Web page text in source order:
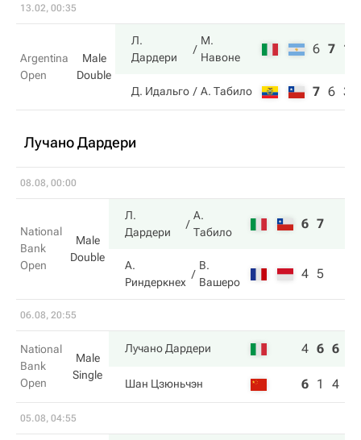
13.02, 00:35
Argentina
Open
Male
Double
Л.
Дардери
М.
Навоне
6 7 10
Д. Идальго А. Табило 7 6 3
Лучано Дардери
08.08, 00:00
National
Bank
Open
Male
Double
Л.
Дардери
А.
Табило
6 7
А.
Риндеркнех
В.
Вашеро
4 5
06.08, 20:55
National
Bank
Open
Male
Single
Лучано Дардери 4 6 6
Шан Цзюньчэн 6 1 4
05.08, 04:55